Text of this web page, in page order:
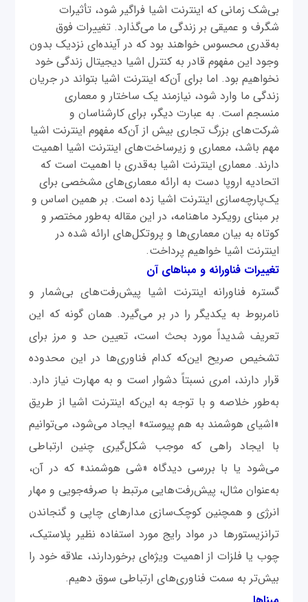
بی‌شک زمانی‌ که اینترنت اشیا فراگیر شود، تأثیرات
شگرف و عمیقی بر زندگی ما می‌گذارد. تغییرات فوق
به‌قدری محسوس خواهند بود که در آینده‌ای نزدیک بدون
وجود این مفهوم قادر به کنترل اشیا دیجیتال زندگی خود
نخواهیم بود. اما برای آن‌که اینترنت اشیا بتواند در جریان
زندگی ما وارد شود، نیازمند یک ساختار و معماری
منسجم است. به عبارت دیگر، برای کارشناسان و
شرکت‌های بزرگ تجاری بیش از آن‌که مفهوم اینترنت اشیا
مهم باشد، معماری و زیرساخت‌های اینترنت اشیا اهمیت
دارند. معماری اینترنت اشیا به‌قدری با اهمیت است که
اتحادیه اروپا دست به ارائه معماری‌های مشخصی برای
یک‌پارچه‌سازی اینترنت اشیا زده است. بر همین اساس و
بر مبنای رویکرد ماهنامه، در این مقاله به‌طور مختصر و
کوتاه به بیان معماری‌ها و پروتکل‌های ارائه شده در
اینترنت اشیا خواهیم پرداخت.
تغییرات فناورانه و مبناهای آن
گستره فناورانه اینترنت اشیا پیش‌رفت‌های بی‌شمار و
نامربوط به یکدیگر را در بر می‌گیرد. همان ‌گونه که این
تعریف شدیداً مورد بحث است، تعیین حد و مرز برای
تشخیص صریح این‌که کدام فناوری‌ها در این محدوده
قرار دارند، امری نسبتاً دشوار است و به مهارت نیاز دارد.
به‌طور خلاصه و با توجه به این‌که اینترنت اشیا از طریق
«اشیای هوشمند به‌ هم پیوسته» ایجاد می‌شود، می‌توانیم
با ایجاد راهی که موجب شکل‌گیری چنین ارتباطی
می‌شود یا با بررسی دیدگاه «شی هوشمند» که در آن،
به‌عنوان مثال، پیش‌رفت‌هایی مرتبط با صرفه‌جویی و مهار
انرژی و همچنین کوچک‌سازی مدارهای چاپی و گنجاندن
ترانزیستورها در مواد رایج مورد استفاده نظیر پلاستیک،
چوب یا فلزات از اهمیت ویژه‌ای برخوردارند، علاقه خود را
بیش‌تر به سمت فناوری‌های ارتباطی سوق دهیم.